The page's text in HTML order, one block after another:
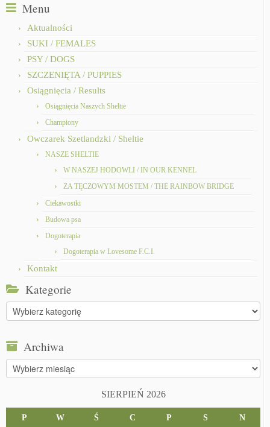
Menu
Aktualności
SUKI / FEMALES
PSY / DOGS
SZCZENIĘTA / PUPPIES
Osiągnięcia / Results
Osiągnięcia Naszych Sheltie
Championy
Owczarek Szetlandzki / Sheltie
NASZE SHELTIE
W NASZEJ HODOWLI / IN OUR KENNEL
ZA TĘCZOWYM MOSTEM / THE RAINBOW BRIDGE
Ciekawostki
Budowa psa
Dogoterapia
Dogoterapia w Lovesome F.C.I.
Kontakt
Kategorie
Kategorie
Archiwa
Archiwa
SIERPIEŃ 2026
P W Ś C P S N